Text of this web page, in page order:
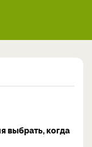
выбрать, когда